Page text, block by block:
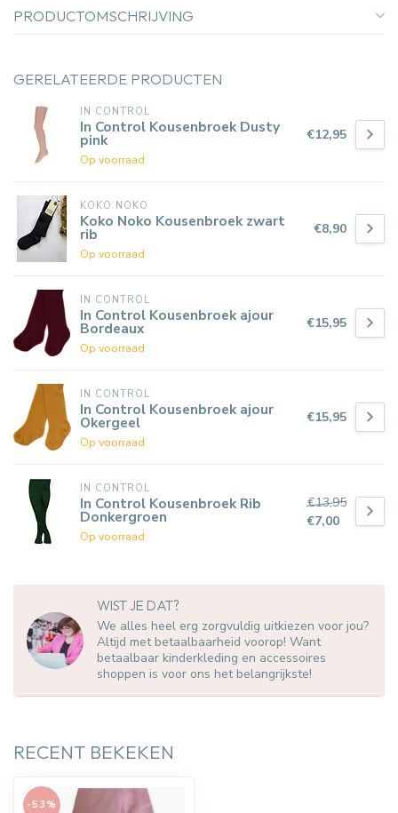
PRODUCTOMSCHRIJVING
GERELATEERDE PRODUCTEN
IN CONTROL
In Control Kousenbroek Dusty
pink
Op voorraad
€12,95
KOKO NOKO
Koko Noko Kousenbroek zwart
rib
Op voorraad
€8,90
IN CONTROL
In Control Kousenbroek ajour
Bordeaux
Op voorraad
€15,95
IN CONTROL
In Control Kousenbroek ajour
Okergeel
Op voorraad
€15,95
IN CONTROL
In Control Kousenbroek Rib
Donkergroen
Op voorraad
€13,95
€7,00
WIST JE DAT?
We alles heel erg zorgvuldig uitkiezen voor jou?
Altijd met betaalbaarheid voorop! Want
betaalbaar kinderkleding en accessoires
shoppen is voor ons het belangrijkste!
RECENT BEKEKEN
-53%